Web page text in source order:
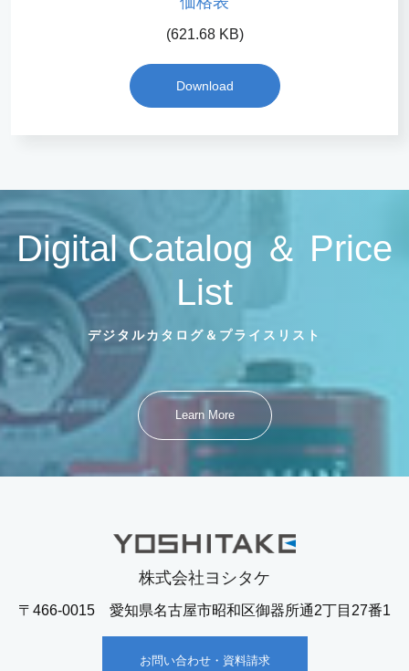
(621.68 KB)
Download
Digital Catalog ＆ Price
List
デジタルカタログ＆プライスリスト
Learn More
株式会社ヨシタケ
〒466-0015 愛知県名古屋市昭和区御器所通2丁目27番1
お問い合わせ・資料請求